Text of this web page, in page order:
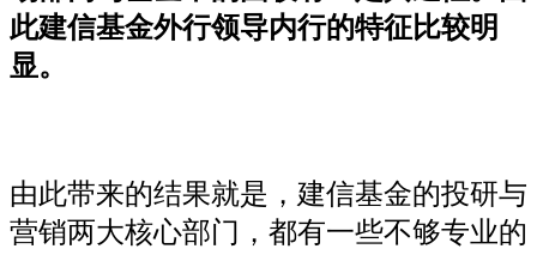
此建信基金外行领导内行的特征比较明
显。
由此带来的结果就是，建信基金的投研与
营销两大核心部门，都有一些不够专业的